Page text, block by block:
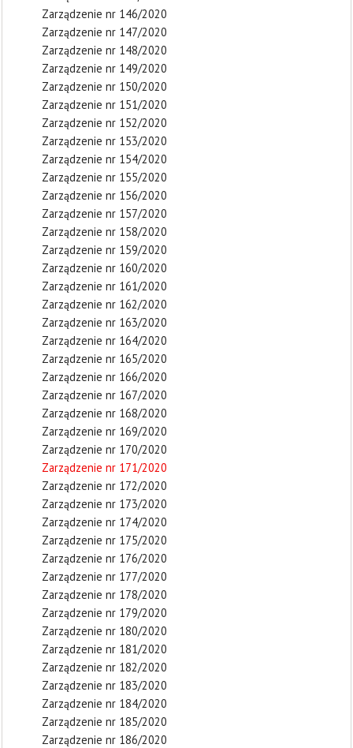
Zarządzenie nr 146/2020
Zarządzenie nr 147/2020
Zarządzenie nr 148/2020
Zarządzenie nr 149/2020
Zarządzenie nr 150/2020
Zarządzenie nr 151/2020
Zarządzenie nr 152/2020
Zarządzenie nr 153/2020
Zarządzenie nr 154/2020
Zarządzenie nr 155/2020
Zarządzenie nr 156/2020
Zarządzenie nr 157/2020
Zarządzenie nr 158/2020
Zarządzenie nr 159/2020
Zarządzenie nr 160/2020
Zarządzenie nr 161/2020
Zarządzenie nr 162/2020
Zarządzenie nr 163/2020
Zarządzenie nr 164/2020
Zarządzenie nr 165/2020
Zarządzenie nr 166/2020
Zarządzenie nr 167/2020
Zarządzenie nr 168/2020
Zarządzenie nr 169/2020
Zarządzenie nr 170/2020
Zarządzenie nr 171/2020
Zarządzenie nr 172/2020
Zarządzenie nr 173/2020
Zarządzenie nr 174/2020
Zarządzenie nr 175/2020
Zarządzenie nr 176/2020
Zarządzenie nr 177/2020
Zarządzenie nr 178/2020
Zarządzenie nr 179/2020
Zarządzenie nr 180/2020
Zarządzenie nr 181/2020
Zarządzenie nr 182/2020
Zarządzenie nr 183/2020
Zarządzenie nr 184/2020
Zarządzenie nr 185/2020
Zarządzenie nr 186/2020